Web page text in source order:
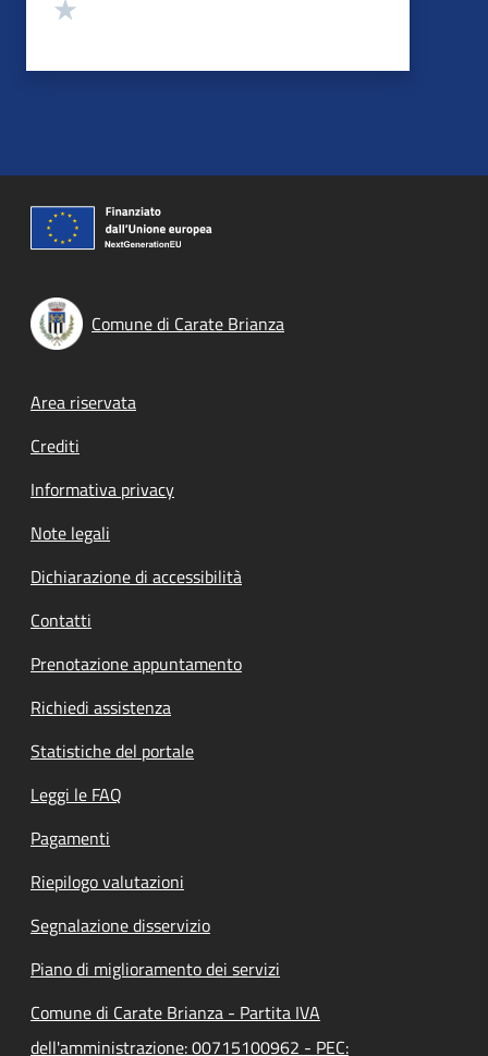
Comune di Carate Brianza
Footer menu
Area riservata
Crediti
Informativa privacy
Note legali
Dichiarazione di accessibilità
Contatti
Prenotazione appuntamento
Richiedi assistenza
Statistiche del portale
Leggi le FAQ
Pagamenti
Riepilogo valutazioni
Segnalazione disservizio
Piano di miglioramento dei servizi
Comune di Carate Brianza - Partita IVA
dell'amministrazione: 00715100962 - PEC: